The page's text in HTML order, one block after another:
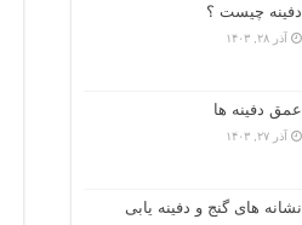
دفینه چیست ؟
آذر ۲۸, ۱۴۰۳
عمق دفینه ها
آذر ۲۷, ۱۴۰۳
نشانه های گنج و دفینه یابی